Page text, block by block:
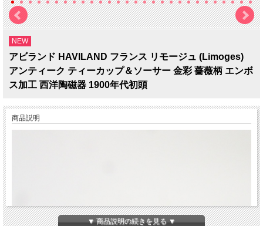
NEW
アビランド HAVILAND フランス リモージュ (Limoges)
アンティーク ティーカップ＆ソーサー 金彩 薔薇柄 エンボ
ス加工 西洋陶磁器 1900年代初頭
商品説明
▼ 商品説明の続きを見る ▼